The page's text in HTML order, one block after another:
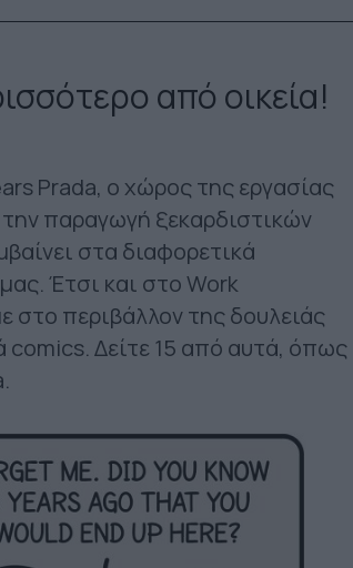
από οικεία!
Prada, ο χώρος της εργασίας
παραγωγή ξεκαρδιστικών
στα διαφορετικά
Έτσι και στο Work
στο περιβάλλον της δουλειάς
comics. Δείτε 15 από αυτά, όπως